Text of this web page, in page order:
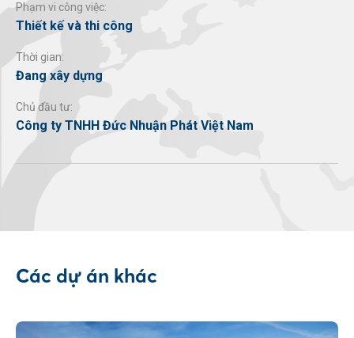
Phạm vi công việc:
Thiết kế và thi công
Thời gian:
Đang xây dựng
Chủ đầu tư:
Công ty TNHH Đức Nhuận Phát Việt Nam
Các dự án khác